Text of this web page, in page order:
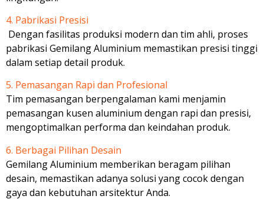
4. Pabrikasi Presisi
Dengan fasilitas produksi modern dan tim ahli, proses
pabrikasi Gemilang Aluminium memastikan presisi tinggi
dalam setiap detail produk.
5. Pemasangan Rapi dan Profesional
Tim pemasangan berpengalaman kami menjamin
pemasangan kusen aluminium dengan rapi dan presisi,
mengoptimalkan performa dan keindahan produk.
6. Berbagai Pilihan Desain
Gemilang Aluminium memberikan beragam pilihan
desain, memastikan adanya solusi yang cocok dengan
gaya dan kebutuhan arsitektur Anda.